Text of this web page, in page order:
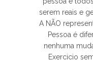
serem reais e
A NÃO
Pessoa é
nenhuma
Exercicio